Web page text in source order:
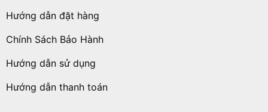
Hướng dẫn đặt hàng
Chính Sách Bảo Hành
Hướng dẫn sử dụng
Hướng dẫn thanh toán